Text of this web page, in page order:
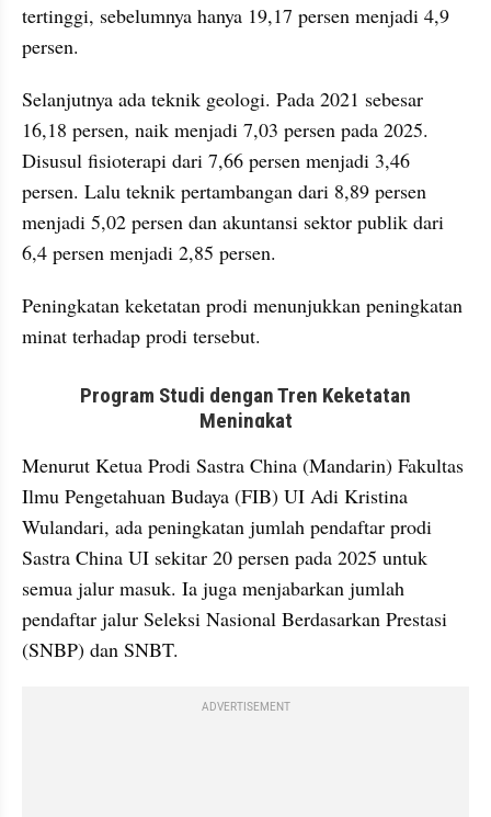
tertinggi, sebelumnya hanya 19,17 persen menjadi 4,9
persen.
Selanjutnya ada teknik geologi. Pada 2021 sebesar
16,18 persen, naik menjadi 7,03 persen pada 2025.
Disusul fisioterapi dari 7,66 persen menjadi 3,46
persen. Lalu teknik pertambangan dari 8,89 persen
menjadi 5,02 persen dan akuntansi sektor publik dari
6,4 persen menjadi 2,85 persen.
Peningkatan keketatan prodi menunjukkan peningkatan
minat terhadap prodi tersebut.
embed from external kumparan
Menurut Ketua Prodi Sastra China (Mandarin) Fakultas
Ilmu Pengetahuan Budaya (FIB) UI Adi Kristina
Wulandari, ada peningkatan jumlah pendaftar prodi
Sastra China UI sekitar 20 persen pada 2025 untuk
semua jalur masuk. Ia juga menjabarkan jumlah
pendaftar jalur Seleksi Nasional Berdasarkan Prestasi
(SNBP) dan SNBT.
ADVERTISEMENT